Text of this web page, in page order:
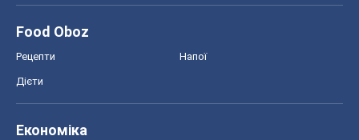
Food Oboz
Рецепти Напої
Дієти
Економіка